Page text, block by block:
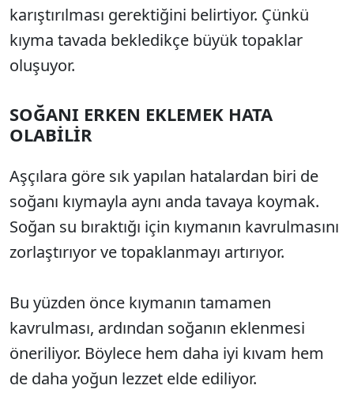
karıştırılması gerektiğini belirtiyor. Çünkü
kıyma tavada bekledikçe büyük topaklar
oluşuyor.
SOĞANI ERKEN EKLEMEK HATA
OLABİLİR
Aşçılara göre sık yapılan hatalardan biri de
soğanı kıymayla aynı anda tavaya koymak.
Soğan su bıraktığı için kıymanın kavrulmasını
zorlaştırıyor ve topaklanmayı artırıyor.
Bu yüzden önce kıymanın tamamen
kavrulması, ardından soğanın eklenmesi
öneriliyor. Böylece hem daha iyi kıvam hem
de daha yoğun lezzet elde ediliyor.